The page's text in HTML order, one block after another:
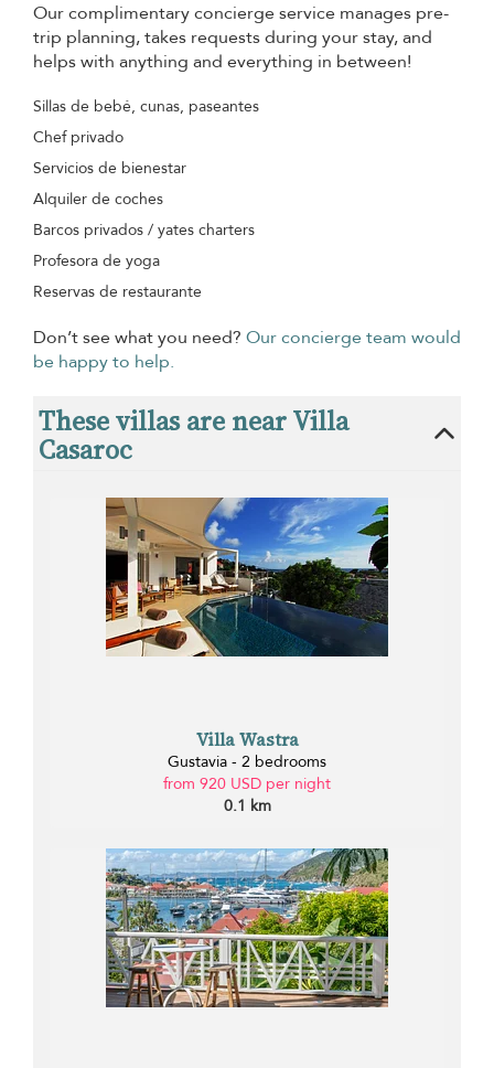
Our complimentary concierge service manages pre-
trip planning, takes requests during your stay, and
helps with anything and everything in between!
Sillas de bebé, cunas, paseantes
Chef privado
Servicios de bienestar
Alquiler de coches
Barcos privados / yates charters
Profesora de yoga
Reservas de restaurante
Don’t see what you need? Our concierge team would
be happy to help.
These villas are near Villa
Casaroc
Villa Wastra
Gustavia - 2 bedrooms
from 920 USD per night
0.1 km